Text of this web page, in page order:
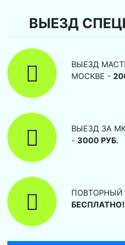
ВЫЕЗД
ВЫЕЗД
МОСКВЕ -
ВЫЕЗД ЗА
- 3000 РУБ.
ПОВТОРНЫЙ
БЕСПЛАТНО!